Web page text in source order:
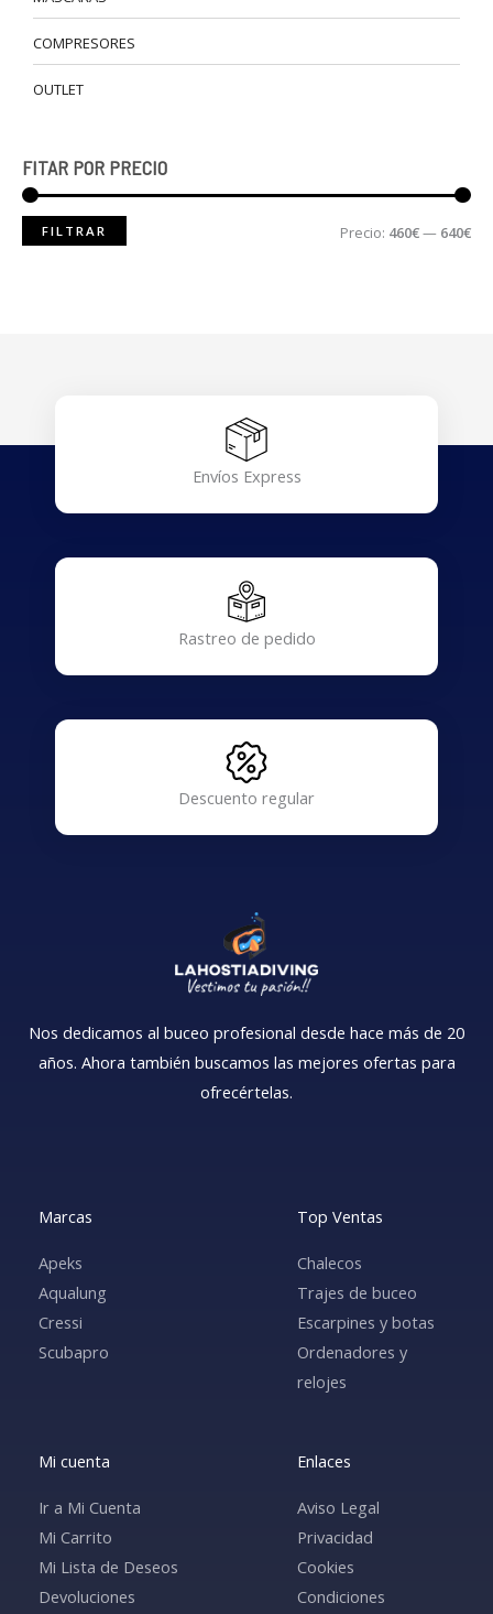
COMPRESORES
OUTLET
FITAR POR PRECIO
FILTRAR Precio: 460€— 640€
Envíos Express
Rastreo de pedido
Descuento regular
Nos dedicamos al buceo profesional desde hace más de 20
años. Ahora también buscamos las mejores ofertas para
ofrecértelas.
Marcas
Apeks
Aqualung
Cressi
Scubapro
Top Ventas
Chalecos
Trajes de buceo
Escarpines y botas
Ordenadores y
relojes
Mi cuenta
Ir a Mi Cuenta
Mi Carrito
Mi Lista de Deseos
Devoluciones
Enlaces
Aviso Legal
Privacidad
Cookies
Condiciones